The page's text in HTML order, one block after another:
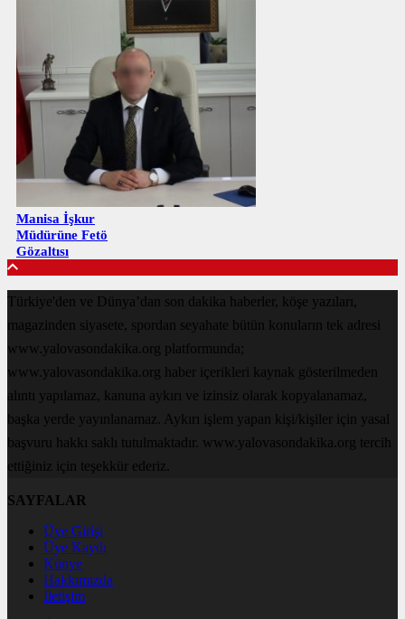
Manisa İşkur
Müdürüne Fetö
Gözaltısı
Türkiye'den ve Dünya’dan son dakika haberler, köşe yazıları,
magazinden siyasete, spordan seyahate bütün konuların tek adresi
www.yalovasondakika.org platformunda;
www.yalovasondakika.org haber içerikleri kaynak gösterilmeden
alıntı yapılamaz, kanuna aykırı ve izinsiz olarak kopyalanamaz,
başka yerde yayınlanamaz. Aykırı işlem yapan kişi/kişiler için yasal
başvuru hakkı saklı tutulmaktadır. www.yalovasondakika.org tercih
ettiğiniz için teşekkür ederiz.
SAYFALAR
Üye Girişi
Üye Kaydı
Künye
Hakkımızda
İletişim